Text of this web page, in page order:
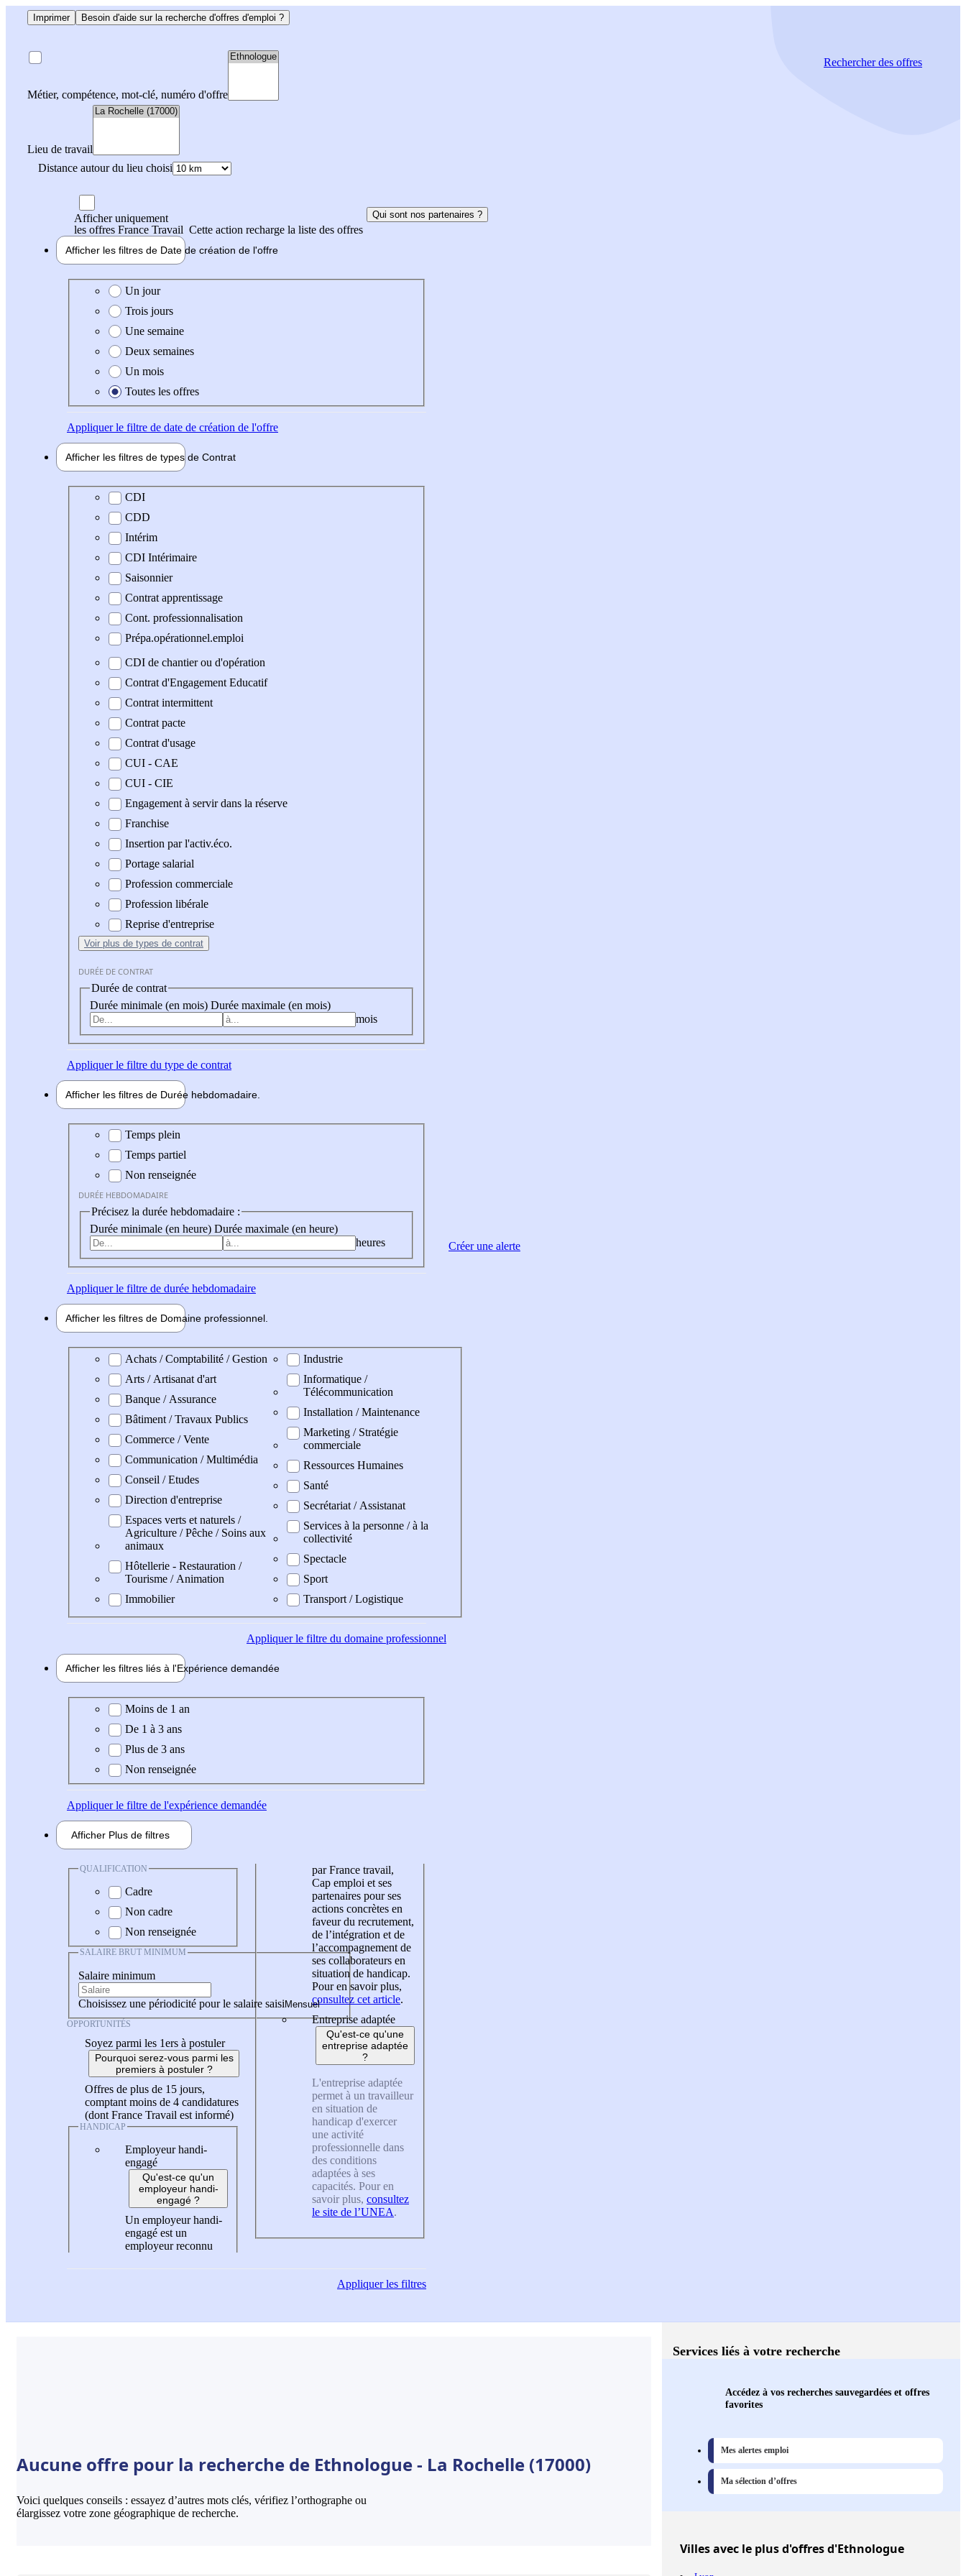
Imprimer Besoin d'aide sur la recherche d'offres d'emploi ?
Métier, compétence, mot-clé, numéro d'offre
Lieu de travail
Distance autour du lieu choisi
Rechercherdes offres
Afficher uniquement
les offres France Travail Cette action recharge la liste des offres
Qui sont nos partenaires ?
Afficher les filtres de Date de création de l'offre
Date de création de l'offre
Un jour
Trois jours
Une semaine
Deux semaines
Un mois
Toutes les offres
Appliquerle filtre de date de création de l'offre
Afficher les filtres de types de Contrat
Type de contrat
CDI
CDD
Intérim
CDI Intérimaire
Saisonnier
Contrat apprentissage
Cont. professionnalisation
Prépa.opérationnel.emploi
CDI de chantier ou d'opération
Contrat d'Engagement Educatif
Contrat intermittent
Contrat pacte
Contrat d'usage
CUI - CAE
CUI - CIE
Engagement à servir dans la réserve
Franchise
Insertion par l'activ.éco.
Portage salarial
Profession commerciale
Profession libérale
Reprise d'entreprise
Voir plus de types de contrat
DURÉE DE CONTRAT
Durée de contrat
Durée minimale (en mois) Durée maximale (en mois)
mois
Appliquerle filtre du type de contrat
Afficher les filtres de Durée hebdomadaire
Durée hebdomadaire
Temps plein
Temps partiel
Non renseignée
DURÉE HEBDOMADAIRE
Précisez la durée hebdomadaire :
Durée minimale (en heure) Durée maximale (en heure)
heures
Appliquerle filtre de durée hebdomadaire
Afficher les filtres de Domaine professionnel
Domaine professionel
Achats / Comptabilité / Gestion
Arts / Artisanat d'art
Banque / Assurance
Bâtiment / Travaux Publics
Commerce / Vente
Communication / Multimédia
Conseil / Etudes
Direction d'entreprise
Espaces verts et naturels /
Agriculture / Pêche / Soins aux
animaux
Hôtellerie - Restauration /
Tourisme / Animation
Immobilier
Industrie
Informatique /
Télécommunication
Installation / Maintenance
Marketing / Stratégie
commerciale
Ressources Humaines
Santé
Secrétariat / Assistanat
Services à la personne / à la
collectivité
Spectacle
Sport
Transport / Logistique
Appliquerle filtre du domaine professionnel
Afficher les filtres liés à l'Expérience demandée
Expérience demandée
Moins de 1 an
De 1 à 3 ans
Plus de 3 ans
Non renseignée
Appliquerle filtre de l'expérience demandée
Afficher Plus de filtres
QUALIFICATION
Cadre
Non cadre
Non renseignée
SALAIRE BRUT MINIMUM
Salaire minimum
Choisissez une périodicité pour le salaire saisi
OPPORTUNITÉS
Soyez parmi les 1ers à postuler
Pourquoi serez-vous parmi les
premiers à postuler ?
Offres de plus de 15 jours,
comptant moins de 4 candidatures
(dont France Travail est informé)
HANDICAP
Employeur handi-
engagé
Qu'est-ce qu'un
employeur handi-
engagé ?
Un employeur handi-
engagé est un
employeur reconnu
par France travail,
Cap emploi et ses
partenaires pour ses
actions concrètes en
faveur du recrutement,
de l’intégration et de
l’accompagnement de
ses collaborateurs en
situation de handicap.
Pour en savoir plus,
consultez cet article.
Entreprise adaptée
Qu'est-ce qu'une
entreprise adaptée
?
L'entreprise adaptée
permet à un travailleur
en situation de
handicap d'exercer
une activité
professionnelle dans
des conditions
adaptées à ses
capacités. Pour en
savoir plus, consultez
le site de l’UNEA.
Appliquerles filtres
Créer une alerte
Aucune offre pour la recherche de Ethnologue - La Rochelle (17000)
Voici quelques conseils : essayez d’autres mots clés, vérifiez l’orthographe ou
élargissez votre zone géographique de recherche.
Services liés à votre recherche
Accédez à vos recherches sauvegardées et offres
favorites
Mes alertes emploi
Ma sélection d’offres
Villesavec le plus d'offres d'Ethnologue